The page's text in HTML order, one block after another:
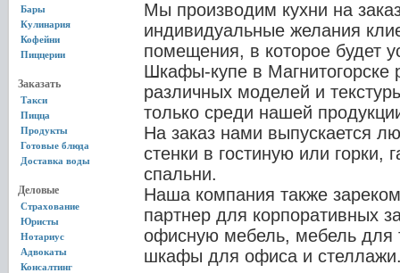
Бары
Кулинария
Кофейни
Пиццерии
Заказать
Такси
Пицца
Продукты
Готовые блюда
Доставка воды
Деловые
Страхование
Юристы
Нотариус
Адвокаты
Консалтинг
Мы производим кухни на
индивидуальные желания
помещения, в которое будет
Шкафы-купе в Магнитогорске
различных моделей и
только среди нашей
На заказ нами выпускается
стенки в гостиную или горки,
спальни.
Наша компания также
партнер для корпоративных
офисную мебель, мебель для
шкафы для офиса и